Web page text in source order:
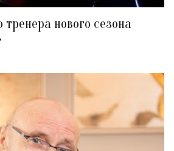
тренера нового сезона